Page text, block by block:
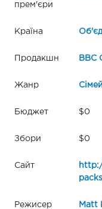
прем'єри
Країна
Продакшн BBC
Жанр
Бюджет $0
Збори $0
Сайт
Режисер Matt